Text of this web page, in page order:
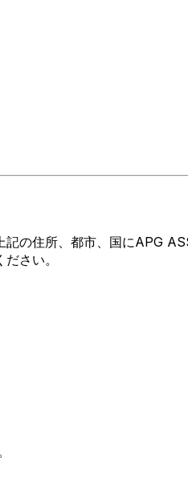
の住所、都市、国にAPG
さい。